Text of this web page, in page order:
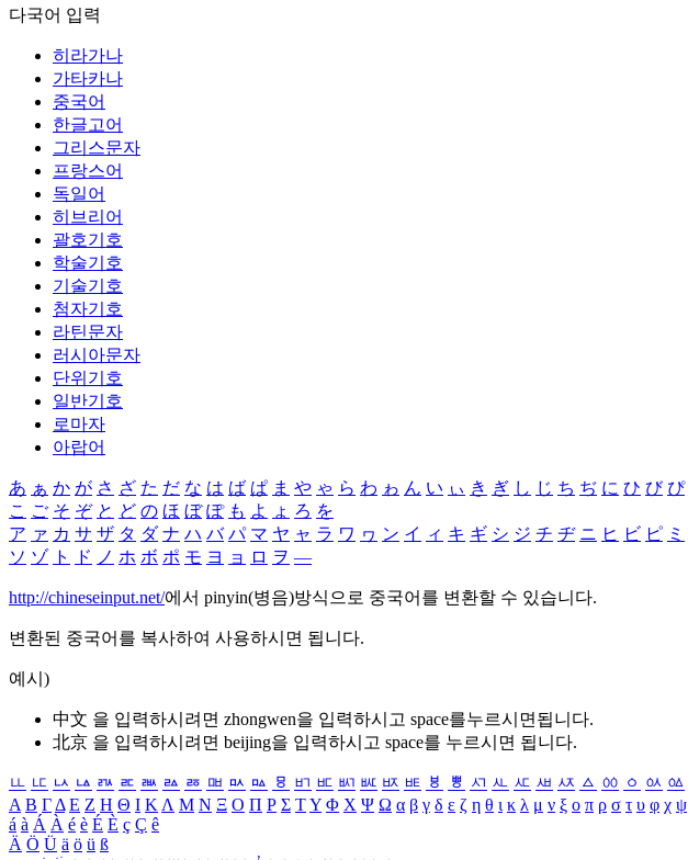
다국어 입력
히라가나
가타카나
중국어
한글고어
그리스문자
프랑스어
독일어
히브리어
괄호기호
학술기호
기술기호
첨자기호
라틴문자
러시아문자
단위기호
일반기호
로마자
아랍어
あ ぁ か が さ ざ た だ な は ば ぱ ま や ゃ ら わ ゎ ん い ぃ き ぎ し じ ち ぢ に ひ び ぴ
こ ご そ ぞ と ど の ほ ぼ ぽ も よ ょ ろ を
ア ァ カ サ ザ タ ダ ナ ハ バ パ マ ヤ ャ ラ ワ ヮ ン イ ィ キ ギ シ ジ チ ヂ ニ ヒ ビ ピ ミ
ソ ゾ ト ド ノ ホ ボ ポ モ ヨ ョ ロ ヲ ―
http://chineseinput.net/에서 pinyin(병음)방식으로 중국어를 변환할 수 있습니다.
변환된 중국어를 복사하여 사용하시면 됩니다.
예시)
中文 을 입력하시려면 zhongwen을 입력하시고 space를누르시면됩니다.
北京 을 입력하시려면 beijing을 입력하시고 space를 누르시면 됩니다.
ㅥ ㅦ ㅧ ㅨ ㅩ ㅪ ㅫ ㅬ ㅭ ㅮ ㅯ ㅰ ㅱ ㅲ ㅳ ㅴ ㅵ ㅶ ㅷ ㅸ ㅹ ㅺ ㅻ ㅼ ㅽ ㅾ ㅿ ㆀ ㆁ ㆂ ㆃ
Α Β ΓΔ Ε Ζ Η Θ Ι ΚΛ Μ Ν Ξ Ο Π Ρ Σ ΤΥ Φ Χ Ψ Ω α β γ δ ε ζ η θ ι κ λ μ ν ξ ο π ρ σ τ υ φ χ ψ
á à Á À é è É È ç Ç ê
Ä Ö Ü ä ö ü ß